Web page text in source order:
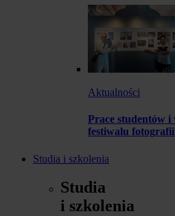
Aktualności
Prace studentów i
festiwalu
Studia i szkolenia
Studia
i szkolenia